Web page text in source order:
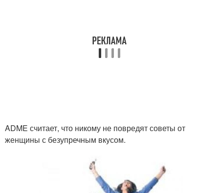
ADME считает, что никому не повредят советы от
женщины с безупречным вкусом.